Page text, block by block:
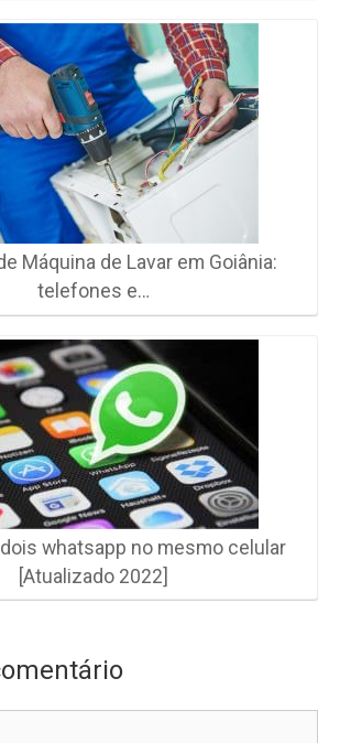
Máquina de Lavar em Goiânia:
telefones e…
whatsapp no mesmo celular
[Atualizado 2022]